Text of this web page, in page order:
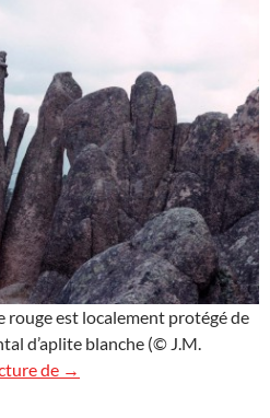
rouge est localement protégé de
d’aplite blanche (© J.M.
de Calanche di Piana
→